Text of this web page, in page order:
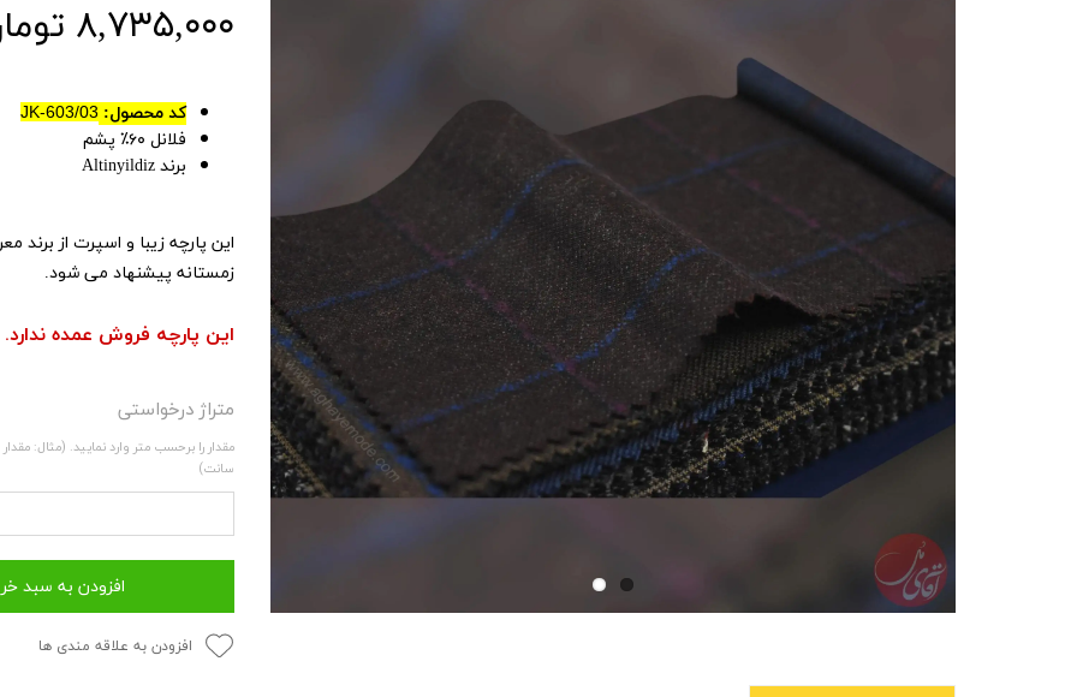
۸,۷۳۵,۰۰۰ تومان
کد محصول: JK-603/03
فلانل ۶۰٪ پشم
برند Altinyildiz
زمستانه پیشنهاد می شود.
این پارچه فروش عمده ندارد.
متراژ درخواستی
سانت)
افزودن به سبد
افزودن به علاقه مندی ها